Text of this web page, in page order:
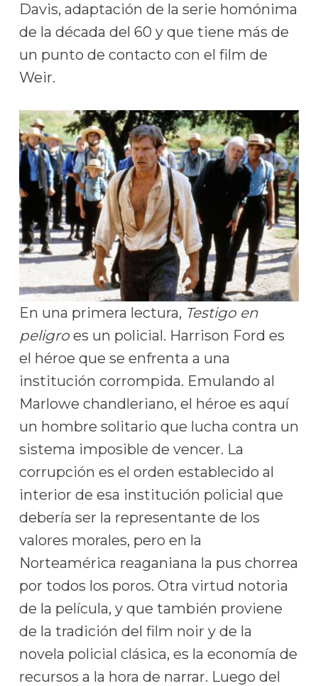
Davis, adaptación de la serie homónima
de la década del 60 y que tiene más de
un punto de contacto con el film de
Weir.
En una primera lectura, Testigo en
peligroes un policial. Harrison Ford es
el héroe que se enfrenta a una
institución corrompida. Emulando al
Marlowe chandleriano, el héroe es aquí
un hombre solitario que lucha contra un
sistema imposible de vencer. La
corrupción es el orden establecido al
interior de esa institución policial que
debería ser la representante de los
valores morales, pero en la
Norteamérica reaganiana la pus chorrea
por todos los poros. Otra virtud notoria
de la película, y que también proviene
de la tradición del film noir y de la
novela policial clásica, es la economía de
recursos a la hora de narrar. Luego del